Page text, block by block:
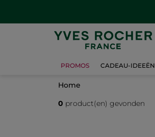
PROMOS CADEAU-IDEEËN
Home
0 product(en) gevonden